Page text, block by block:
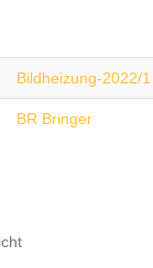
Bildheizung-2022/1
BR Bringer